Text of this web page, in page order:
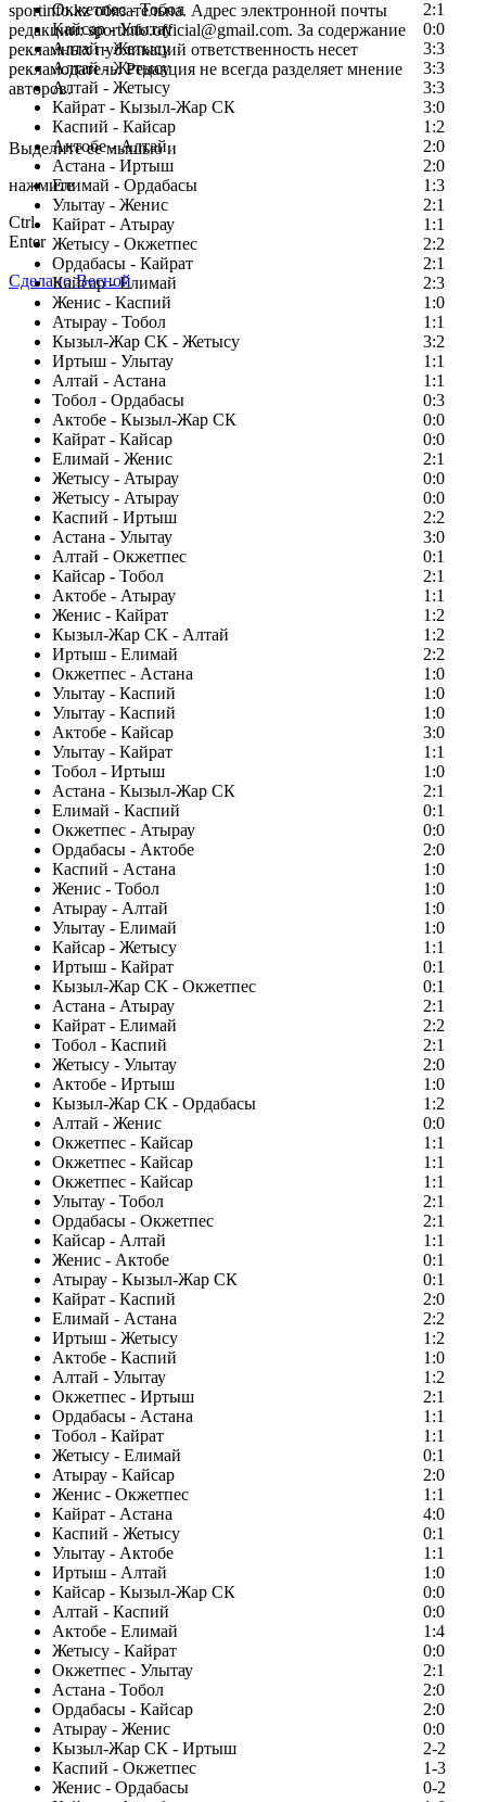
Окжетпес - Тобол
2:1
Кайсар - Улытау
0:0
Алтай - Жетысу
3:3
Алтай - Жетысу
3:3
Алтай - Жетысу
3:3
Кайрат - Кызыл-Жар СК
3:0
Каспий - Кайсар
1:2
Актобе - Алтай
2:0
Астана - Иртыш
2:0
Елимай - Ордабасы
1:3
Улытау - Женис
2:1
Кайрат - Атырау
1:1
Жетысу - Окжетпес
2:2
Ордабасы - Кайрат
2:1
Кайсар - Елимай
2:3
Женис - Каспий
1:0
Атырау - Тобол
1:1
Кызыл-Жар СК - Жетысу
3:2
Иртыш - Улытау
1:1
Алтай - Астана
1:1
Тобол - Ордабасы
0:3
Актобе - Кызыл-Жар СК
0:0
Кайрат - Кайсар
0:0
Елимай - Женис
2:1
Жетысу - Атырау
0:0
Жетысу - Атырау
0:0
Каспий - Иртыш
2:2
Астана - Улытау
3:0
Алтай - Окжетпес
0:1
Кайсар - Тобол
2:1
Актобе - Атырау
1:1
Женис - Кайрат
1:2
Кызыл-Жар СК - Алтай
1:2
Иртыш - Елимай
2:2
Окжетпес - Астана
1:0
Улытау - Каспий
1:0
Улытау - Каспий
1:0
Актобе - Кайсар
3:0
Улытау - Кайрат
1:1
Тобол - Иртыш
1:0
Астана - Кызыл-Жар СК
2:1
Елимай - Каспий
0:1
Окжетпес - Атырау
0:0
Ордабасы - Актобе
2:0
Каспий - Астана
1:0
Женис - Тобол
1:0
Атырау - Алтай
1:0
Улытау - Елимай
1:0
Кайсар - Жетысу
1:1
Иртыш - Кайрат
0:1
Кызыл-Жар СК - Окжетпес
0:1
Астана - Атырау
2:1
Кайрат - Елимай
2:2
Тобол - Каспий
2:1
Жетысу - Улытау
2:0
Актобе - Иртыш
1:0
Кызыл-Жар СК - Ордабасы
1:2
Алтай - Женис
0:0
Окжетпес - Кайсар
1:1
Окжетпес - Кайсар
1:1
Окжетпес - Кайсар
1:1
Улытау - Тобол
2:1
Ордабасы - Окжетпес
2:1
Кайсар - Алтай
1:1
Женис - Актобе
0:1
Атырау - Кызыл-Жар СК
0:1
Кайрат - Каспий
2:0
Елимай - Астана
2:2
Иртыш - Жетысу
1:2
Актобе - Каспий
1:0
Алтай - Улытау
1:2
Окжетпес - Иртыш
2:1
Ордабасы - Астана
1:1
Тобол - Кайрат
1:1
Жетысу - Елимай
0:1
Атырау - Кайсар
2:0
Женис - Окжетпес
1:1
Кайрат - Астана
4:0
Каспий - Жетысу
0:1
Улытау - Актобе
1:1
Иртыш - Алтай
1:0
Кайсар - Кызыл-Жар СК
0:0
Алтай - Каспий
0:0
Актобе - Елимай
1:4
Жетысу - Кайрат
0:0
Окжетпес - Улытау
2:1
Астана - Тобол
2:0
Ордабасы - Кайсар
2:0
Атырау - Женис
0:0
Кызыл-Жар СК - Иртыш
2-2
Каспий - Окжетпес
1-3
Женис - Ордабасы
0-2
sportinfo.kz обязательна. Адрес электронной почты
редакции: sportinfo.official@gmail.com. За содержание
рекламных публикаций ответственность несет
рекламодатель. Редакция не всегда разделяет мнение
авторов.
Заметили ошибку в тексте?
Выделите ее мышью и
нажмите
Ctrl
Enter
Сделано Весной